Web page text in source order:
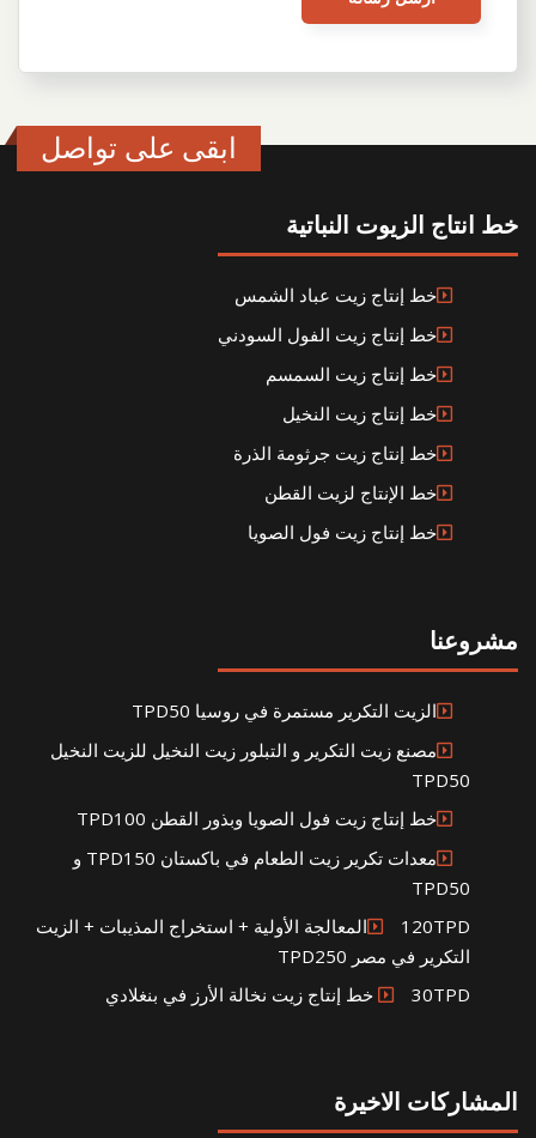
ابقى على تواصل
خط انتاج الزيوت النباتية
خط إنتاج زيت عباد الشمس
خط إنتاج زيت الفول السودني
خط إنتاج زيت السمسم
خط إنتاج زيت النخيل
خط إنتاج زيت جرثومة الذرة
خط الإنتاج لزيت القطن
خط إنتاج زيت فول الصويا
مشروعنا
الزيت التكرير مستمرة في روسيا TPD50
مصنع زيت التكرير و التبلور زيت النخيل للزيت النخيل
TPD50
خط إنتاج زيت فول الصويا وبذور القطن TPD100
معدات تكرير زيت الطعام في باكستان TPD150 و
TPD50
120TPDالمعالجة الأولية + استخراج المذيبات + الزيت
التكرير في مصر TPD250
30TPD خط إنتاج زيت نخالة الأرز في بنغلادي
المشاركات الاخيرة